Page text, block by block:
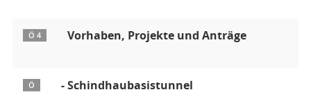
Ö 4 Vorhaben, Projekte und Anträge
Ö - Schindhaubasistunnel